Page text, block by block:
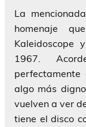
La mencionada
homenaje
Kaleidoscope
1967.
algo más
vuelven a ver
tiene el disco